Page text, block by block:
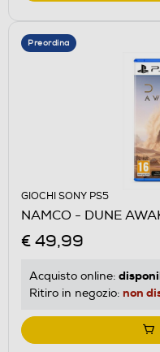
Preordina
GIOCHI SONY PS5
NAMCO - DUNE
€ 49,99
Acquisto online:
Ritiro in negozio: non